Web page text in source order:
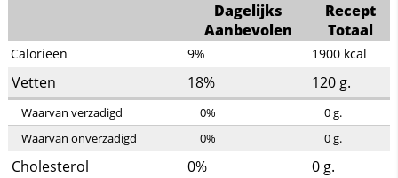
Dagelijks
Aanbevolen
Recept
Totaal
Calorieën 9% 1900 kcal
Vetten 18% 120g.
Waarvan verzadigd 0% 0g.
Waarvan onverzadigd
0% 0g.
Cholesterol 0% 0g.